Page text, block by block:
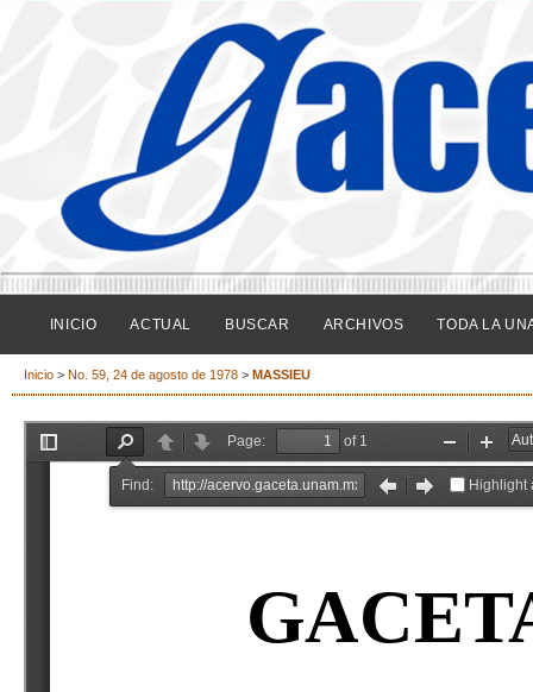
INICIO ACTUAL BUSCAR ARCHIVOS TODA LA
Inicio > No. 59, 24 de agosto de 1978 > MASSIEU